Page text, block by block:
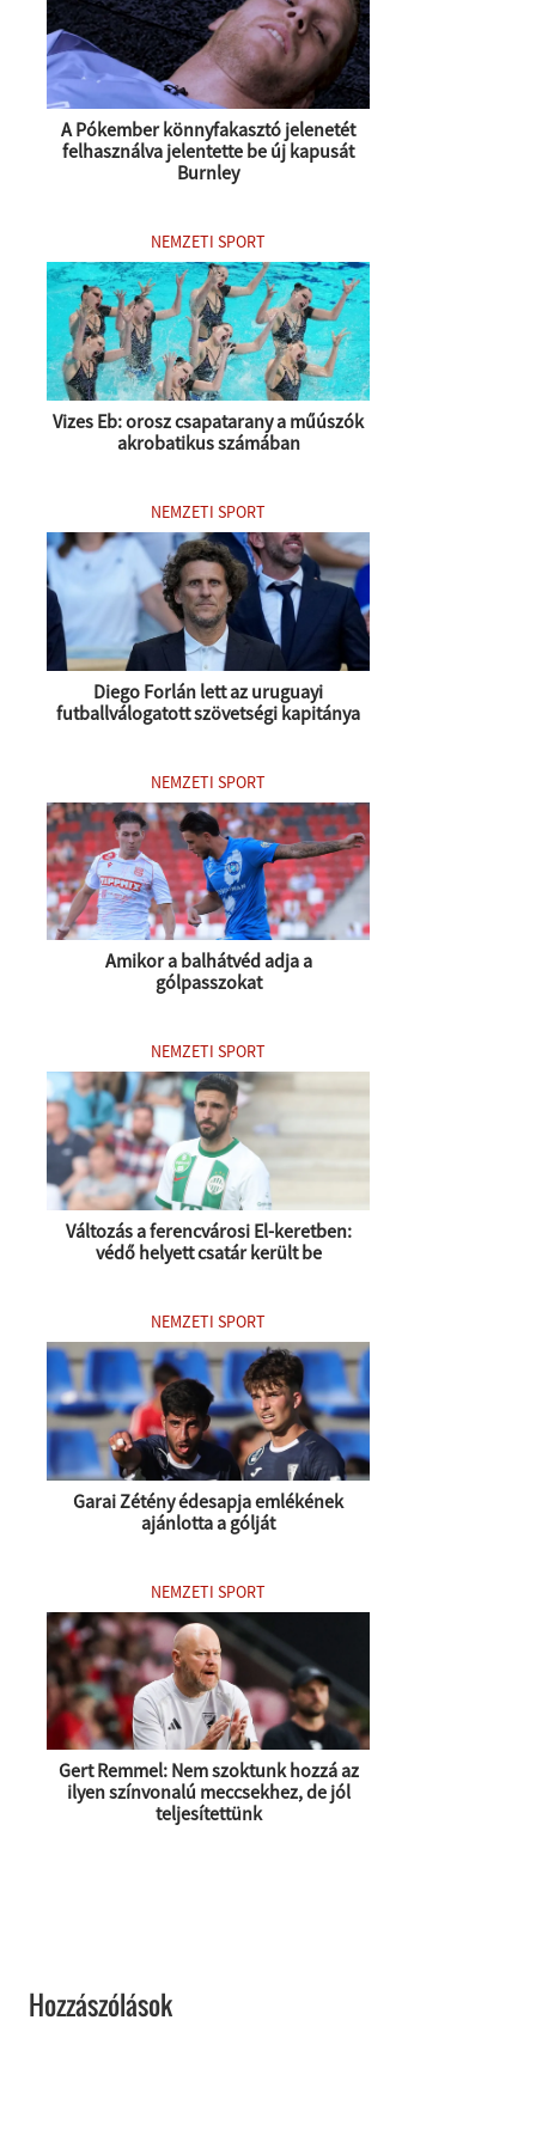
A Pókember könnyfakasztó jelenetét
felhasználva jelentette be új kapusát
Burnley
NEMZETI SPORT
Vizes Eb: orosz csapatarany a műúszók
akrobatikus számában
NEMZETI SPORT
Diego Forlán lett az uruguayi
futballválogatott szövetségi kapitánya
NEMZETI SPORT
Amikor a balhátvéd adja a
gólpasszokat
NEMZETI SPORT
Változás a ferencvárosi El-keretben:
védő helyett csatár került be
NEMZETI SPORT
Garai Zétény édesapja emlékének
ajánlotta a gólját
NEMZETI SPORT
Gert Remmel: Nem szoktunk hozzá az
ilyen színvonalú meccsekhez, de jól
teljesítettünk
Hozzászólások